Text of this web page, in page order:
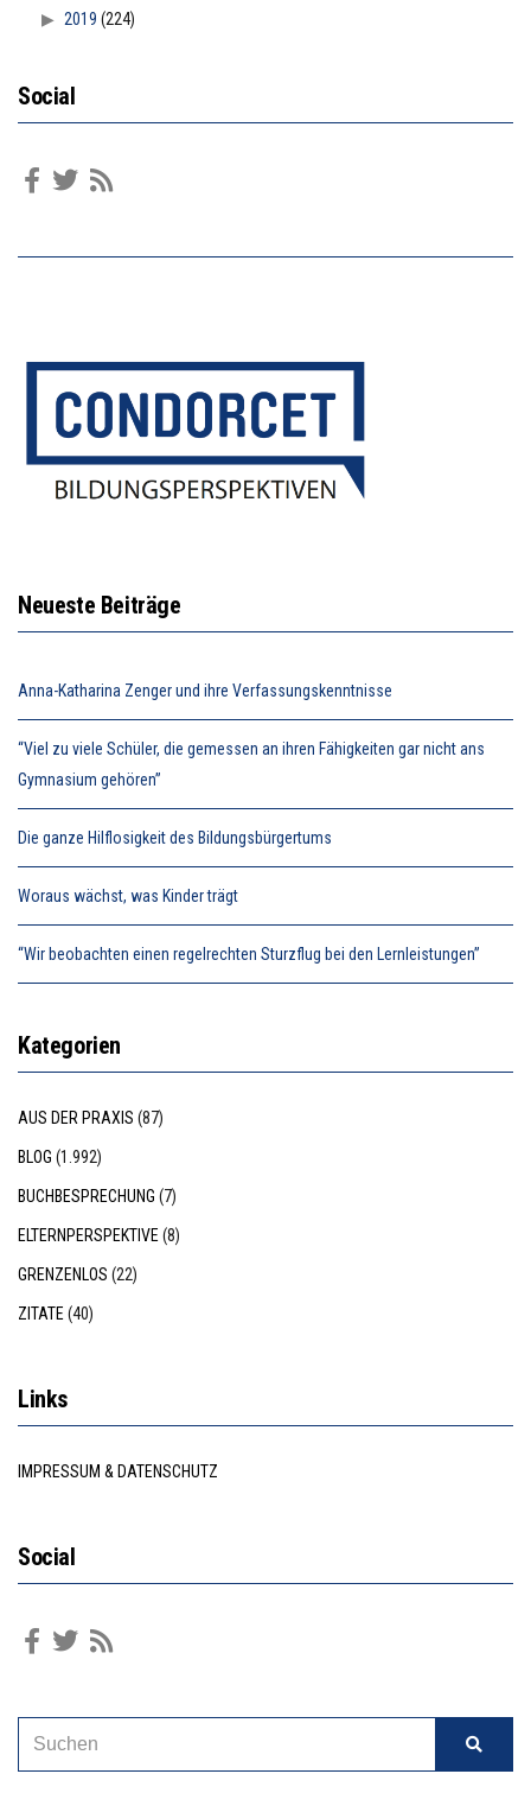
2019 (224)
Social
Neueste Beiträge
Anna-Katharina Zenger und ihre Verfassungskenntnisse
“Viel zu viele Schüler, die gemessen an ihren Fähigkeiten gar nicht ans
Gymnasium gehören”
Die ganze Hilflosigkeit des Bildungsbürgertums
Woraus wächst, was Kinder trägt
“Wir beobachten einen regelrechten Sturzflug bei den Lernleistungen”
Kategorien
AUS DER PRAXIS (87)
BLOG (1.992)
BUCHBESPRECHUNG (7)
ELTERNPERSPEKTIVE (8)
GRENZENLOS (22)
ZITATE (40)
Links
IMPRESSUM & DATENSCHUTZ
Social